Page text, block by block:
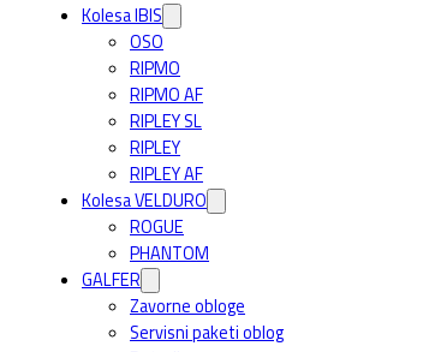
Kolesa IBIS
OSO
RIPMO
RIPMO AF
RIPLEY SL
RIPLEY
RIPLEY AF
Kolesa VELDURO
ROGUE
PHANTOM
GALFER
Zavorne obloge
Servisni paketi oblog